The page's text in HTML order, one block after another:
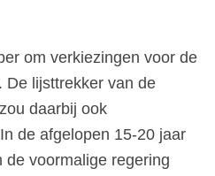
om verkiezingen voor de
De lijsttrekker van de
daarbij ook
de afgelopen 15-20 jaar
de voormalige regering